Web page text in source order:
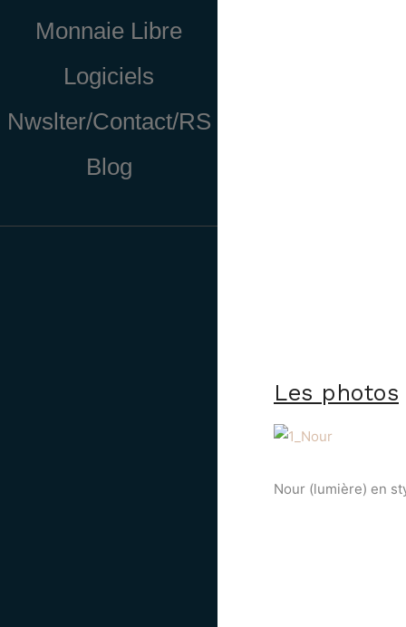
Monnaie Libre
Logiciels
Nwslter/Contact/RS
Blog
Les photos
Nour (lumière) en